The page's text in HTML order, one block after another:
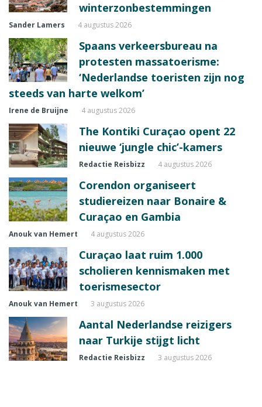
winterzonbestemmingen
Sander Lamers 4 augustus 2026
Spaans verkeersbureau na
protesten massatoerisme:
‘Nederlandse toeristen zijn nog
steeds van harte welkom’
Irene de Bruijne 4 augustus 2026
The Kontiki Curaçao opent 22
nieuwe ‘jungle chic’-kamers
Redactie Reisbizz 4 augustus 2026
Corendon organiseert
studiereizen naar Bonaire &
Curaçao en Gambia
Anouk van Hemert 4 augustus 2026
Curaçao laat ruim 1.000
scholieren kennismaken met
toerismesector
Anouk van Hemert 3 augustus 2026
Aantal Nederlandse reizigers
naar Turkije stijgt licht
Redactie Reisbizz 3 augustus 2026